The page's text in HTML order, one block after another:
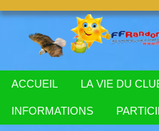
ACCUEIL LA VIE DU
INFORMATIONS